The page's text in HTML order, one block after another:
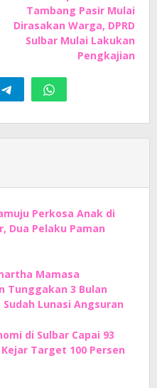
Tambang Pasir Mulai
Dirasakan Warga, DPRD
Sulbar Mulai Lakukan
Pengkajian
Perkosa Anak di
Dua Pelaku Paman
Mamasa
Tunggakan 3 Bulan
Lunasi Angsuran
di Sulbar Capai 93
Kejar Target 100 Persen